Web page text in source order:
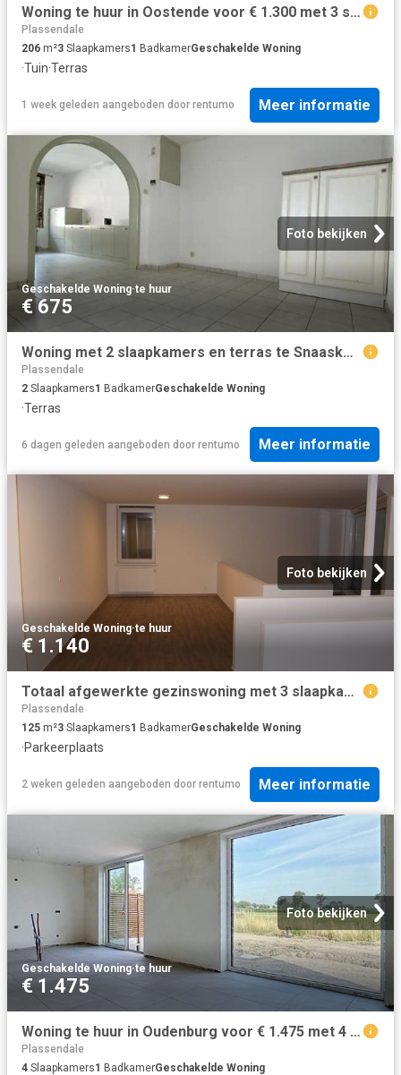
Woning te huur in Oostende voor € 1.300 met 3 slaapkamers
Plassendale
206 m²3 Slaapkamers1 BadkamerGeschakelde Woning
·Tuin·Terras
1 week geleden aangeboden door rentumo Meer informatie
Foto bekijken
Geschakelde Woning·te huur
€ 675
Woning met 2 slaapkamers en terras te Snaaskerke
Plassendale
2 Slaapkamers1 BadkamerGeschakelde Woning
·Terras
6 dagen geleden aangeboden door rentumo Meer informatie
Foto bekijken
Geschakelde Woning·te huur
€ 1.140
Totaal afgewerkte gezinswoning met 3 slaapkamers, dakterras en garage in Oostende!
Plassendale
125 m²3 Slaapkamers1 BadkamerGeschakelde Woning
·Parkeerplaats
2 weken geleden aangeboden door rentumo Meer informatie
Foto bekijken
Geschakelde Woning·te huur
€ 1.475
Woning te huur in Oudenburg voor € 1.475 met 4 slaapkamers
Plassendale
4 Slaapkamers1 BadkamerGeschakelde Woning